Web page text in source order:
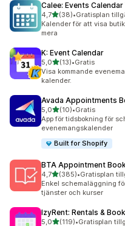
Calee: Events
4,7av 5 stjärnor
(38)
38 recensioner totalt
•Gratisplan
Kalender för att visa
mera
K: Event Calendar
5,0av 5 stjärnor
(13)
13 recensioner totalt
•Gratis
Visa kommande
kalender.
Avada Appointments
5,0av 5 stjärnor
(10)
10 recensioner totalt
•Gratis
App för tidsbokning för
evenemangskalender
Built for Shopify
BTA Appointment
4,7av 5 stjärnor
(385)
385 recensioner totalt
•Gratisplan
Enkel schemaläggning
tjänster och kurser
IzyRent: Rentals &
5,0av 5 stjärnor
(119)•Gratisplan